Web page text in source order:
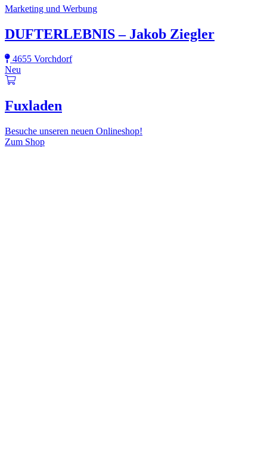
Marketing und Werbung
DUFTERLEBNIS – Jakob Ziegler
4655 Vorchdorf
Neu
Fuxladen
Besuche unseren neuen Onlineshop!
Zum Shop